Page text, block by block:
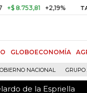
+2,19% TASA DE
GLOBOECONOMÍA
NACIONAL GRUPO
de la Espriella
de la Espriella